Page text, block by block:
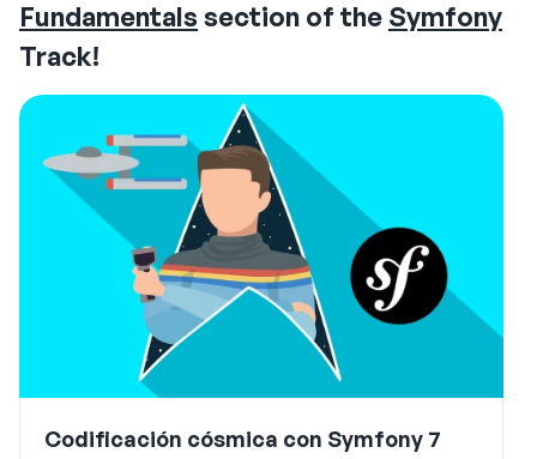
Fundamentalssection of the Symfony
Track!
Codificación cósmica con Symfony 7